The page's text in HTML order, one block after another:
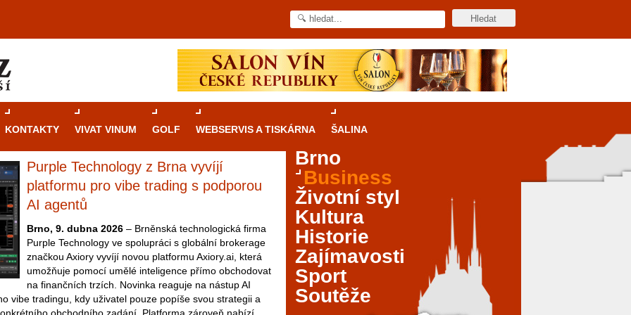
KONTAKTY VIVAT VINUM GOLF WEBSERVIS A TISKÁRNA ŠALINA
Purple Technology z Brna vyvíjí
platformu pro vibe trading s podporou
AI agentů
Brno, 9. dubna 2026 – Brněnská technologická firma
Purple Technology ve spolupráci s globální brokerage
značkou Axiory vyvíjí novou platformu Axiory.ai, která
umožňuje pomocí umělé inteligence přímo obchodovat
na finančních trzích. Novinka reaguje na nástup AI
vibe tradingu, kdy uživatel pouze popíše svou strategii a
Průvodce
kasinovými hrami v Brně: Od
rulety po video automaty
Brno je městem známým pro zajímavé památky, skvělé
restaurace, divadla a univerzity. Mimo jiné je ale také
místem, kde si můžete legálně a bezpečně vyzkoušet
různé kasinové hry. V neustále kvetoucí moravské
metropoli naleznete širokou nabídku her od klasické
rulety až po moderní automaty jak pro pravidelné
V...
Brno
Business
Životní styl
Kultura
Historie
Zajímavosti
Sport
Soutěže